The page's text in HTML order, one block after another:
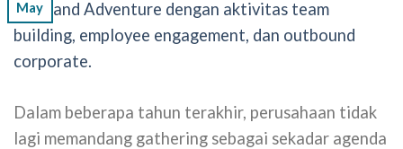
May
Dalam beberapa tahun terakhir, perusahaan tidak
lagi memandang gathering sebagai sekadar agenda